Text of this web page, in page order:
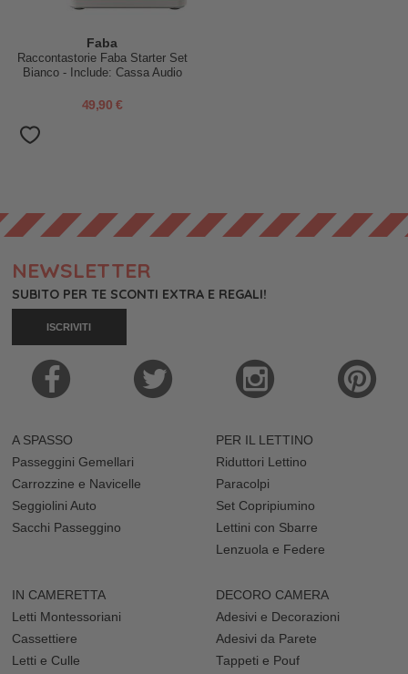
Faba
Raccontastorie Faba Starter Set
Bianco - Include: Cassa Audio
- 15 Brani
49,90 €
NEWSLETTER
SUBITO PER TE SCONTI EXTRA E REGALI!
ISCRIVITI
A SPASSO
Passeggini Gemellari
Carrozzine e Navicelle
Seggiolini Auto
Sacchi Passeggino
PER IL LETTINO
Riduttori Lettino
Paracolpi
Set Copripiumino
Lettini con Sbarre
Lenzuola e Federe
IN CAMERETTA
Letti Montessoriani
Cassettiere
Letti e Culle
DECORO CAMERA
Adesivi e Decorazioni
Adesivi da Parete
Tappeti e Pouf